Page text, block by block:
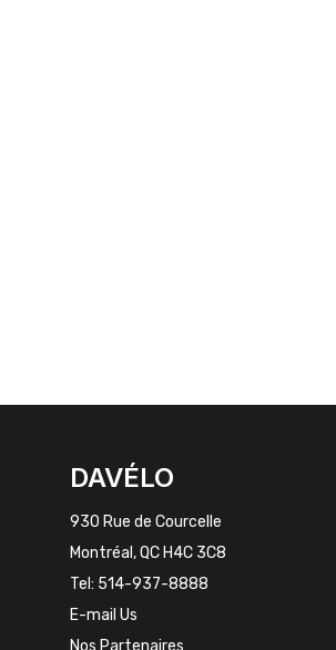
INSTAGRAM
DAVÉLO
930 Rue de Courcelle
Montréal, QC H4C 3C8
Tel: 514-937-8888
E-mail Us
Nos Partenaires